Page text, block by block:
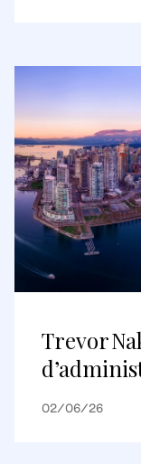
Trevor
02/06/26